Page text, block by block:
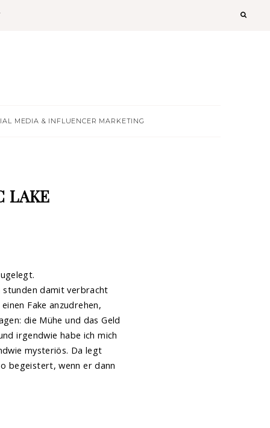
MEDIA & INFLUENCER MARKETING
LAKE
stunden damit verbracht
Fake anzudrehen,
die Mühe und das Geld
irgendwie habe ich mich
mysteriös. Da legt
begeistert, wenn er dann